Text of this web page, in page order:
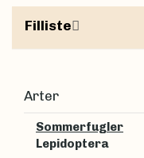
Filliste
Arter
Sommerfugler
Lepidoptera